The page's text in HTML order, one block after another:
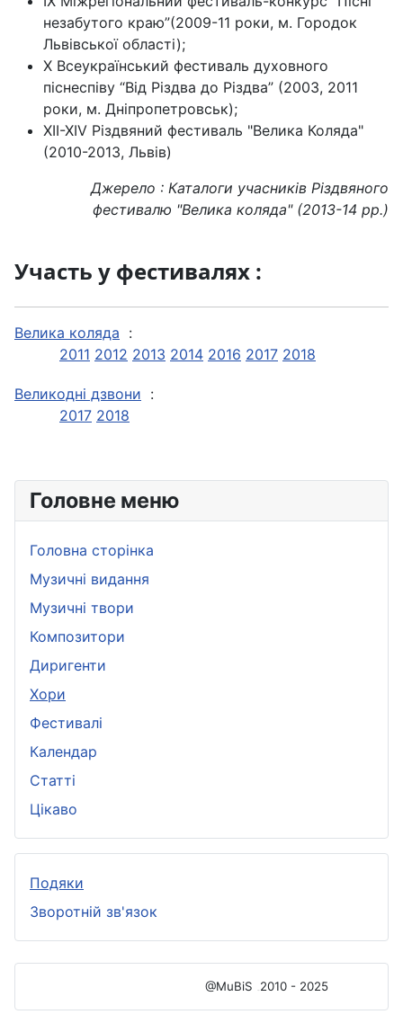
Головне меню
Головна сторінка
Музичні видання
Музичні твори
Композитори
Диригенти
Хори
Фестивалі
Календар
Статті
Цікаво
Подяки
Зворотній зв'язок
незабутого краю”(2009-11 роки, м. Городок
Львівської області);
X Всеукраїнський фестиваль духовного
піснеспіву “Від Різдва до Різдва” (2003, 2011
роки, м. Дніпропетровськ);
XII-XIV Рiздвяний фестиваль "Велика Коляда"
(2010-2013, Львiв)
Джерело : Каталоги учасників Різдвяного
фестивалю "Велика коляда" (2013-14 рр.)
Участь у фестивалях :
Велика коляда :
2011 2012 2013 2014 2016 2017 2018
Великодні дзвони :
2017 2018
@MuBiS 2010 - 2025